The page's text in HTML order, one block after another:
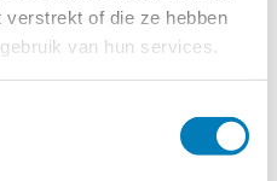
verstrekt of die ze hebben
van hun services.
hand genomen te worden, dat